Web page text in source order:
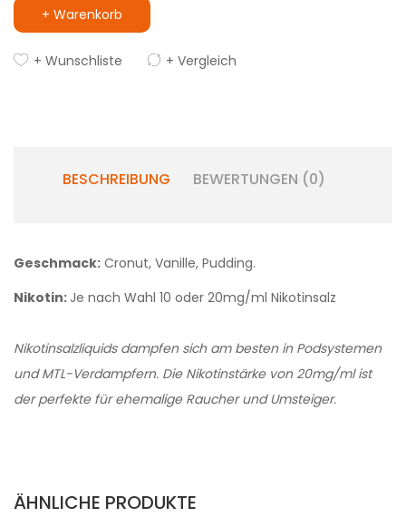
+ Warenkorb
+ Wunschliste + Vergleich
BESCHREIBUNG BEWERTUNGEN (0)
Geschmack: Cronut, Vanille, Pudding.
Nikotin: Je nach Wahl 10 oder 20mg/ml Nikotinsalz
Nikotinsalzliquids dampfen sich am besten in Podsystemen
und MTL-Verdampfern. Die Nikotinstärke von 20mg/ml ist
der perfekte für ehemalige Raucher und Umsteiger.
ÄHNLICHE PRODUKTE